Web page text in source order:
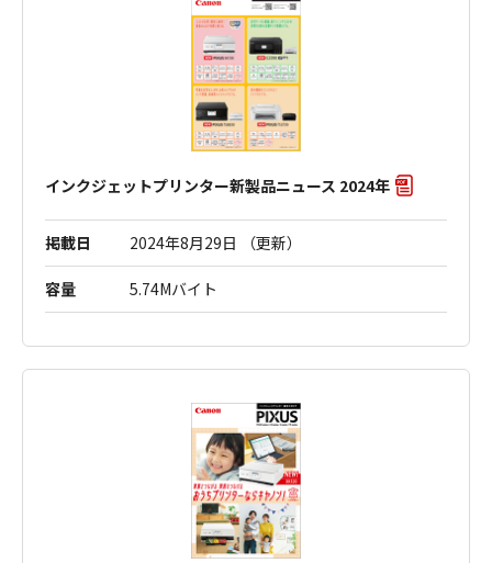
インクジェットプリンター新製品ニュース 2024年
掲載日 2024年8月29日 （更新）
容量 5.74Mバイト